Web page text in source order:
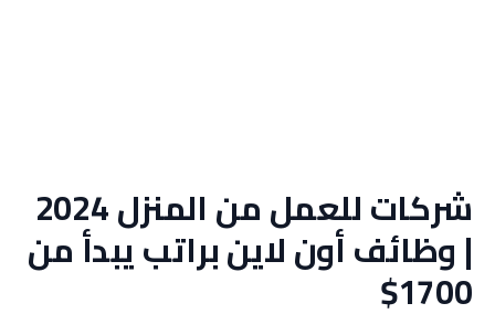
شركات للعمل من المنزل 2024
| وظائف أون لاين براتب يبدأ من
1700$